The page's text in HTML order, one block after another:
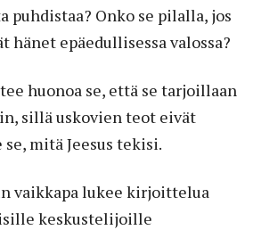
puhdistaa? Onko se pilalla, jos
epäedullisessa valossa?
huonoa se, että se tarjoillaan
sillä uskovien teot eivät
mitä Jeesus tekisi.
vaikkapa lukee kirjoittelua
keskustelijoille